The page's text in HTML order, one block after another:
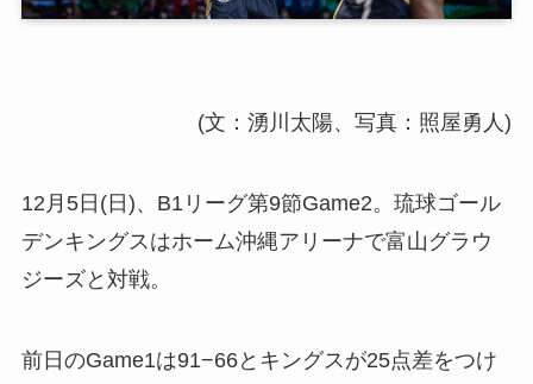
(文：湧川太陽、写真：照屋勇人)
12月5日(日)、B1リーグ第9節Game2。琉球ゴール
デンキングスはホーム沖縄アリーナで富山グラウ
ジーズと対戦。
前日のGame1は91−66とキングスが25点差をつけ